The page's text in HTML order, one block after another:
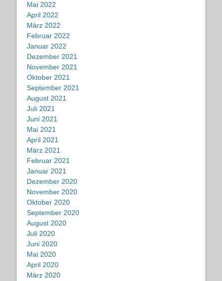
Mai 2022
April 2022
März 2022
Februar 2022
Januar 2022
Dezember 2021
November 2021
Oktober 2021
September 2021
August 2021
Juli 2021
Juni 2021
Mai 2021
April 2021
März 2021
Februar 2021
Januar 2021
Dezember 2020
November 2020
Oktober 2020
September 2020
August 2020
Juli 2020
Juni 2020
Mai 2020
April 2020
März 2020